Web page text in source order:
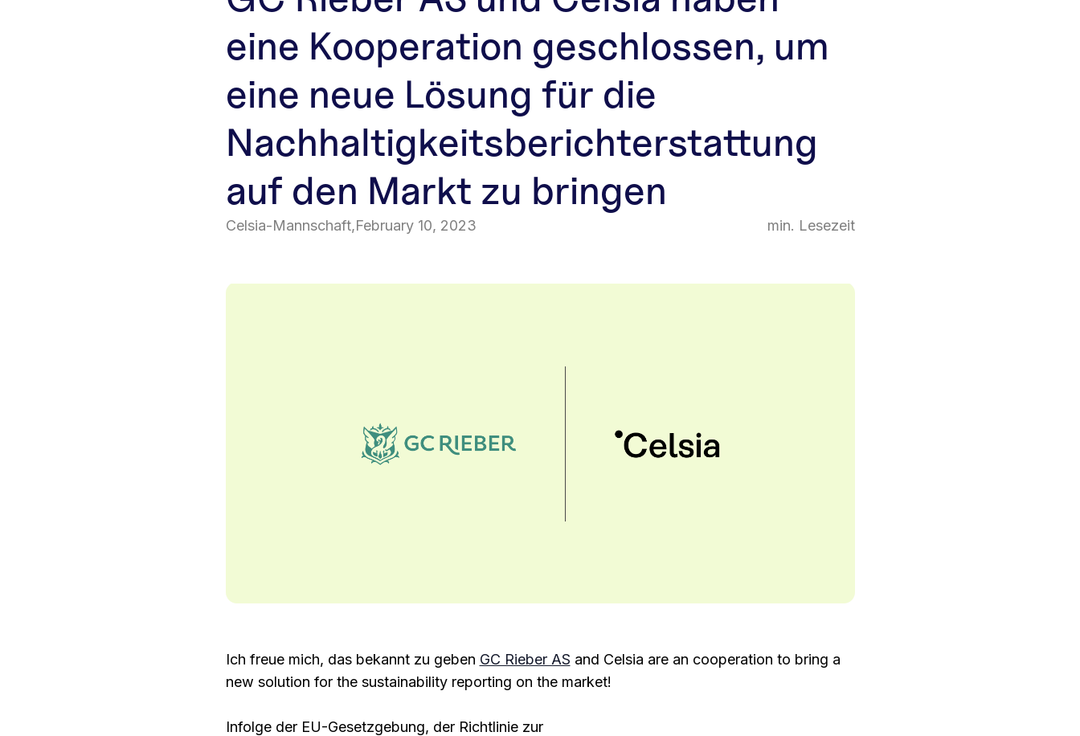
eine Kooperation geschlossen, um
eine neue Lösung für die
Nachhaltigkeitsberichterstattung
auf den Markt zu bringen
Celsia-Mannschaft,February 10, 2023 min. Lesezeit
Ich freue mich, das bekannt zu geben GC Rieber AS and Celsia are an cooperation to bring a
new solution for the sustainability reporting on the market!
Infolge der EU-Gesetzgebung, der Richtlinie zur